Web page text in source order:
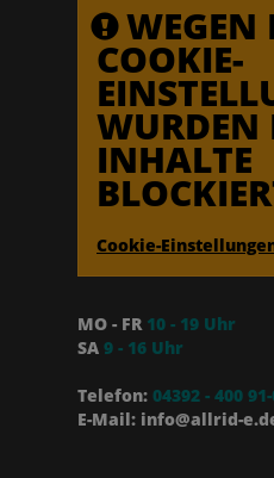
WEGEN
COOKIE-
WURDEN
INHALTE
Cookie-
MO - FR 10 - 19 Uhr
SA 9 - 16 Uhr
Telefon: 04392 - 400
E-Mail: info@allrid-